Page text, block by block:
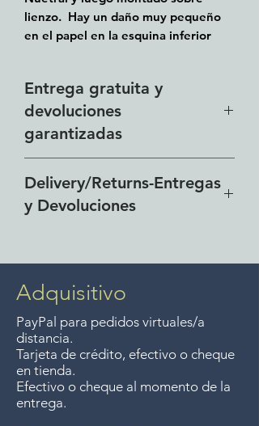
lienzo. Hay un daño muy pequeño
en el papel en la esquina inferior
Entrega gratuita y
devoluciones
garantizadas
gratuita incluye todo el Lakeside
desde El Chante hasta Vista del
dentro de los 7 días posteriores
a su compra.
Delivery/Returns-Entregas
y Devoluciones
Chapala area for combined
purchases of $4000 pesos or
more. We accept returns up to
7 days after the sale unless the
items are sale priced, sorry, no
returns on sale items. We
previously delivered to
Guadalajara for free but we no
Adquisitivo
PayPal para pedidos virtuales/a
distancia.
Tarjeta de crédito, efectivo o cheque
en tienda.
Efectivo o cheque al momento de la
entrega.